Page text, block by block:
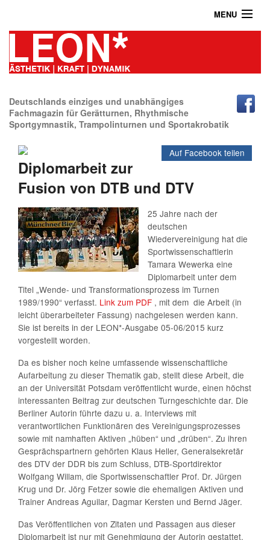
MENU
Home
News
Abonnieren
Shop
Über uns
Kontakt / Impressum / Datenschutz
Archiv
Deutschlands einziges und unabhängiges
Fachmagazin für Gerätturnen, Rhythmische
Sportgymnastik, Trampolinturnen und Sportakrobatik
Auf Facebook teilen
Diplomarbeit zur
Fusion von DTB und DTV
25 Jahre nach der
deutschen
Wiedervereinigung hat die
Sportwissenschaftlerin
Tamara Wewerka eine
Diplomarbeit unter dem
Titel „Wende- und Transformationsprozess im Turnen
1989/1990“ verfasst. Link zum PDF , mit dem die Arbeit (in
leicht überarbeiteter Fassung) nachgelesen werden kann.
Sie ist bereits in der LEON*-Ausgabe 05-06/2015 kurz
vorgestellt worden.
Da es bisher noch keine umfassende wissenschaftliche
Aufarbeitung zu dieser Thematik gab, stellt diese Arbeit, die
an der Universität Potsdam veröffentlicht wurde, einen höchst
interessanten Beitrag zur deutschen Turngeschichte dar. Die
Berliner Autorin führte dazu u. a. Interviews mit
verantwortlichen Funktionären des Vereinigungsprozesses
sowie mit namhaften Aktiven „hüben“ und „drüben“. Zu ihren
Gesprächspartnern gehörten Klaus Heller, Generalsekretär
des DTV der DDR bis zum Schluss, DTB-Sportdirektor
Wolfgang Willam, die Sportwissenschaftler Prof. Dr. Jürgen
Krug und Dr. Jörg Fetzer sowie die ehemaligen Aktiven und
Trainer Andreas Aguilar, Dagmar Kersten und Bernd Jäger.
Das Veröffentlichen von Zitaten und Passagen aus dieser
Diplomarbeit ist nur mit Genehmigung der Autorin gestattet.